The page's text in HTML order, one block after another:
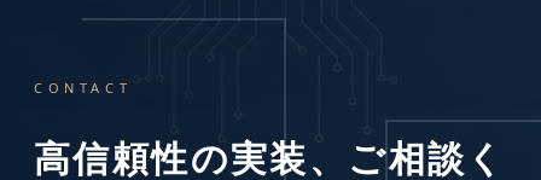
CONTACT
高信頼性の実装、ご相談く